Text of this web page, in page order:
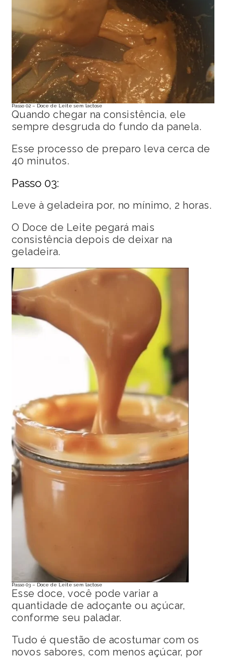
Passo 02 – Doce de Leite sem lactose
Quando chegar na consistência, ele
sempre desgruda do fundo da panela.
Esse processo de preparo leva cerca de
40 minutos.
Passo 03:
Leve à geladeira por, no mínimo, 2 horas.
O Doce de Leite pegará mais
consistência depois de deixar na
geladeira.
Passo 03 – Doce de Leite sem lactose
Esse doce, você pode variar a
quantidade de adoçante ou açúcar,
conforme seu paladar.
Tudo é questão de acostumar com os
novos sabores, com menos açúcar, por